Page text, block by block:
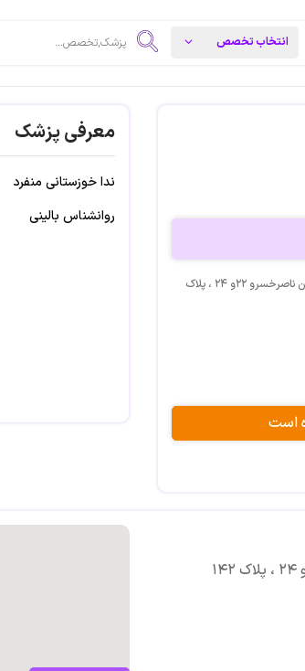
آدرس: مشهد ، احمد آباد ، بعثت ۱۰ ، بین ناصرخسرو ۲۲و ۲۴ ، پلاک
است
معرفی پزشک
ندا خوزستانی منفرد
روانشناس بالینی